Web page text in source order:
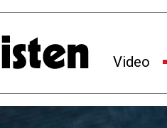
Video